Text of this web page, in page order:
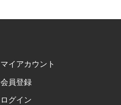
マイアカウント
会員登録
ログイン